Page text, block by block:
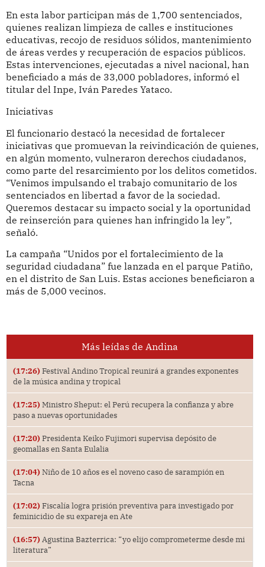
En esta labor participan más de 1,700 sentenciados,
quienes realizan limpieza de calles e instituciones
educativas, recojo de residuos sólidos, mantenimiento
de áreas verdes y recuperación de espacios públicos.
Estas intervenciones, ejecutadas a nivel nacional, han
beneficiado a más de 33,000 pobladores, informó el
titular del Inpe, Iván Paredes Yataco.
Iniciativas
El funcionario destacó la necesidad de fortalecer
iniciativas que promuevan la reivindicación de quienes,
en algún momento, vulneraron derechos ciudadanos,
como parte del resarcimiento por los delitos cometidos.
“Venimos impulsando el trabajo comunitario de los
sentenciados en libertad a favor de la sociedad.
Queremos destacar su impacto social y la oportunidad
de reinserción para quienes han infringido la ley”,
señaló.
La campaña “Unidos por el fortalecimiento de la
seguridad ciudadana” fue lanzada en el parque Patiño,
en el distrito de San Luis. Estas acciones beneficiaron a
más de 5,000 vecinos.
Más leídas de Andina
(17:26) Festival Andino Tropical reunirá a grandes exponentes
de la música andina y tropical
(17:25) Ministro Sheput: el Perú recupera la confianza y abre
paso a nuevas oportunidades
(17:20) Presidenta Keiko Fujimori supervisa depósito de
geomallas en Santa Eulalia
(17:04) Niño de 10 años es el noveno caso de sarampión en
Tacna
(17:02) Fiscalía logra prisión preventiva para investigado por
feminicidio de su expareja en Ate
(16:57) Agustina Bazterrica: “yo elijo comprometerme desde mi
literatura”